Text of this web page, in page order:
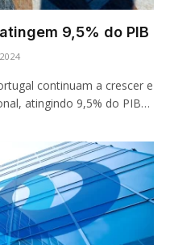
9,5% do PIB
continuam a crescer e
atingindo 9,5% do PIB…